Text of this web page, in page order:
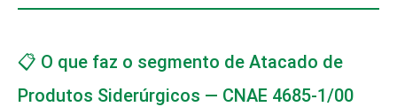
📋 O que faz o segmento de Atacado de
Produtos Siderúrgicos — CNAE 4685-1/00